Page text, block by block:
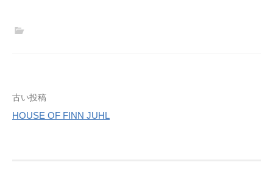
投
稿
古い投稿
HOUSE OF FINN JUHL